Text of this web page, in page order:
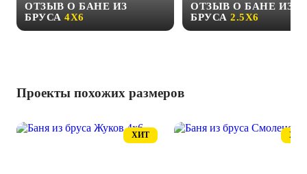
ОТЗЫВ О БАНЕ ИЗ
БРУСА 4Х6
ОТЗЫВ О БАНЕ ИЗ
БРУСА 2.5Х6
Проекты похожих размеров
ХИТ ХИТ